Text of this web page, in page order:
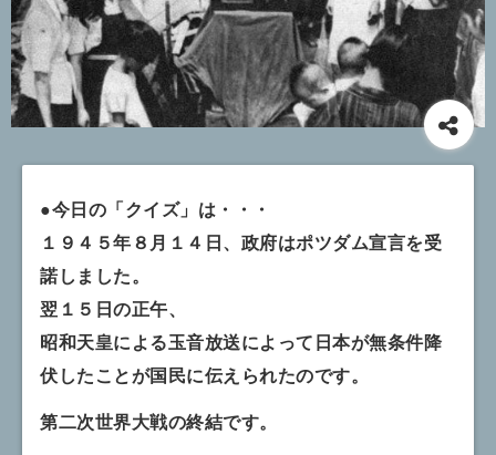
●今日の「クイズ」は・・・
１９４５年８月１４日、政府はポツダム宣言を受
諾しました。
翌１５日の正午、
昭和天皇による玉音放送によって日本が無条件降
伏したことが国民に伝えられたのです。
第二次世界大戦の終結です。